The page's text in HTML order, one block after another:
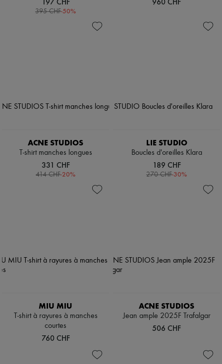
197 CHF
395 CHF-50%
960 CHF
ACNE STUDIOS
T-shirt manches longues
331 CHF
414 CHF-20%
LIE STUDIO
Boucles d'oreilles Klara
189 CHF
270 CHF-30%
MIU MIU
T-shirt à rayures à manches
courtes
760 CHF
ACNE STUDIOS
Jean ample 2025F Trafalgar
506 CHF